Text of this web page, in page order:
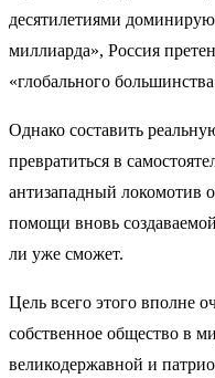
десятилетиями
миллиарда», Россия
«глобального
Однако составить
превратиться в
антизападный локомотив
помощи вновь
ли уже сможет.
Цель всего этого вполне
собственное общество в
великодержавной и